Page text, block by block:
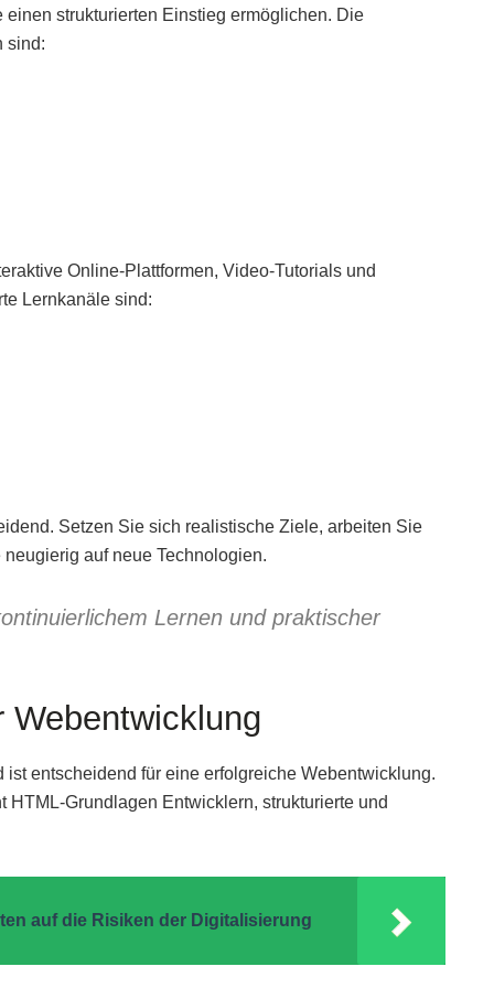
strukturierten Einstieg ermöglichen. Die
sind:
Online-Plattformen, Video-Tutorials und
Lernkanäle sind:
Setzen Sie sich realistische Ziele, arbeiten Sie
auf neue Technologien.
Lernen und praktischer
Webentwicklung
entscheidend für eine erfolgreiche Webentwicklung.
Grundlagen Entwicklern, strukturierte und
auf die Risiken der Digitalisierung